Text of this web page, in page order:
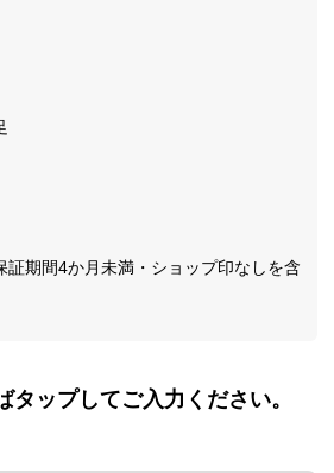
証期間4か月未満・ショップ印なしを含
タップしてご入力ください。